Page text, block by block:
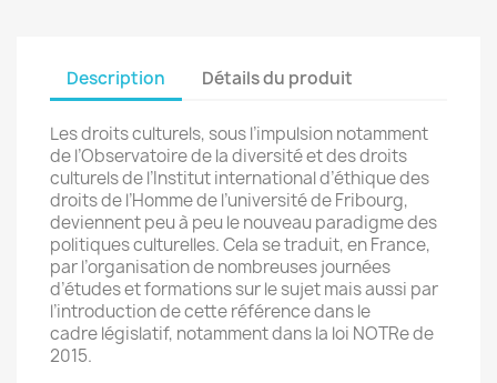
Description Détails du produit
Les droits culturels, sous l’impulsion notamment
de l’Observatoire de la diversité et des droits
culturels de l’Institut international d’éthique des
droits de l’Homme de l’université de Fribourg,
deviennent peu à peu le nouveau paradigme des
politiques culturelles. Cela se traduit, en France,
par l’organisation de nombreuses journées
d’études et formations sur le sujet mais aussi par
l’introduction de cette référence dans le
cadre législatif, notamment dans la loi NOTRe de
2015.